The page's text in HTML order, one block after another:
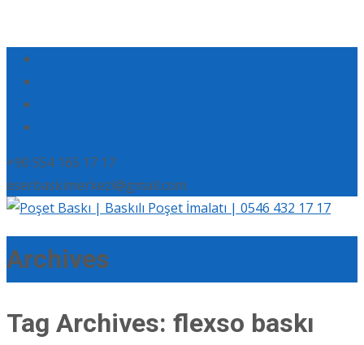
+90 554 165 17 17
eserbaskimerkezi@gmail.com
Archives
Tag Archives: flexso baskı